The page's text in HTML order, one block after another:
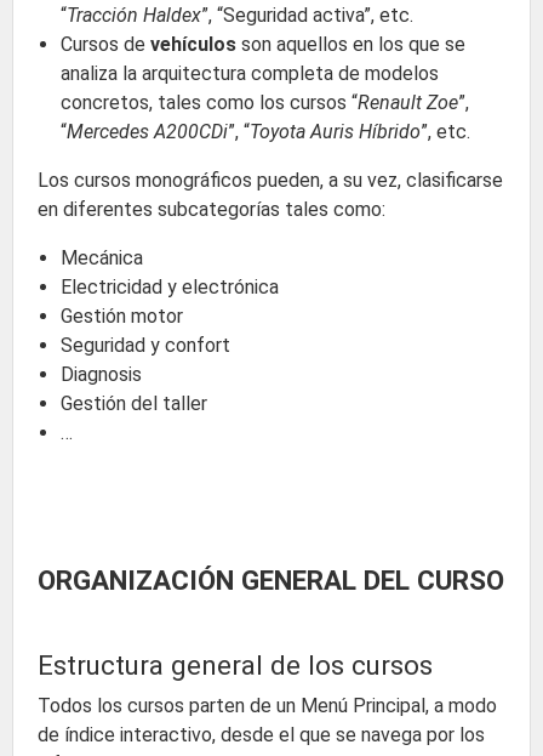
“Tracción Haldex”, “Seguridad activa”, etc.
Cursos devehículos son aquellos en los que se
analiza la arquitectura completa de modelos
concretos, tales como los cursos “Renault Zoe”,
“Mercedes A200CDi”, “Toyota Auris Híbrido”, etc.
Los cursos monográficos pueden, a su vez, clasificarse
en diferentes subcategorías tales como:
Mecánica
Electricidad y electrónica
Gestión motor
Seguridad y confort
Diagnosis
Gestión del taller
…
ORGANIZACIÓN GENERAL DEL CURSO
Estructura general de los cursos
Todos los cursos parten de un Menú Principal, a modo
de índice interactivo, desde el que se navega por los